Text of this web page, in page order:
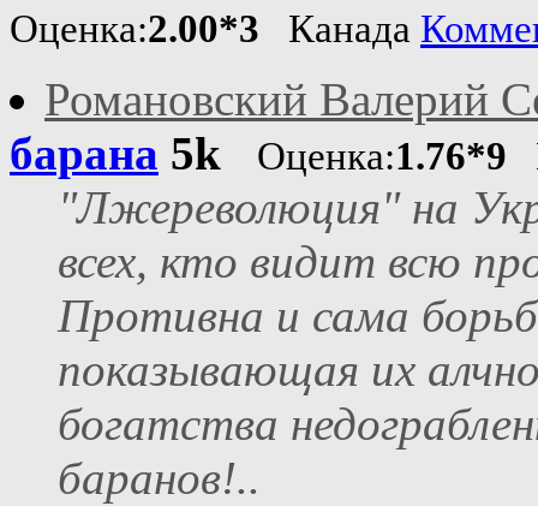
Оценка:2.00*3 Канада
Романовский Валерий
барана 5k Оценка:1.76*9
"Лжереволюция" на
всех, кто видит всю
Противна и сама
показывающая их
богатства
баранов!..